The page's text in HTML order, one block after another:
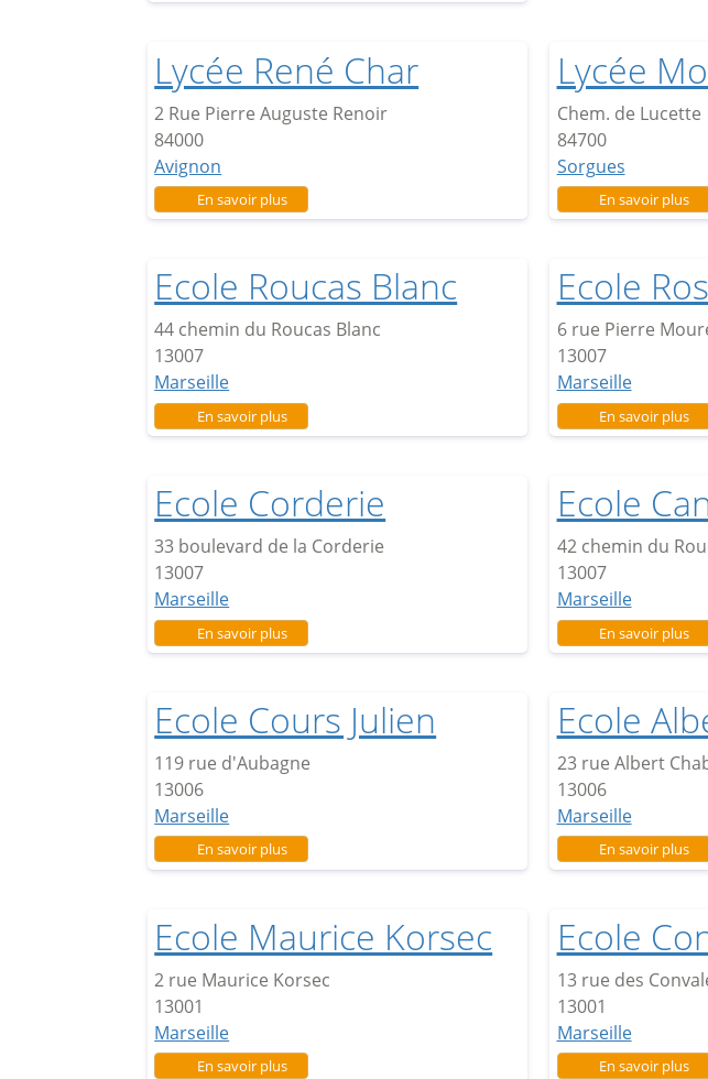
Lycée René Char
2 Rue Pierre Auguste Renoir
84000
Avignon
En savoir plussur Lycée René Char
Lycée
Chem. de Lucette
84700
Sorgues
En savoir plus
Ecole Roucas Blanc
44 chemin du Roucas Blanc
13007
Marseille
En savoir plussur Ecole Roucas Blanc
Ecole
6 rue Pierre
13007
Marseille
En savoir plus
Ecole Corderie
33 boulevard de la Corderie
13007
Marseille
En savoir plussur Ecole Corderie
Ecole
42 chemin du
13007
Marseille
En savoir plus
Ecole Cours Julien
119 rue d'Aubagne
13006
Marseille
En savoir plussur Ecole Cours Julien
Ecole
23 rue Albert
13006
Marseille
En savoir plus
Ecole Maurice Korsec
2 rue Maurice Korsec
13001
Marseille
En savoir plussur Ecole Maurice Korsec
Ecole
13 rue des
13001
Marseille
En savoir plus